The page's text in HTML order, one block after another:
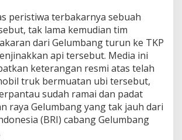
peristiwa terbakarnya sebuah
tak lama kemudian tim
dari Gelumbang turun ke TKP
api tersebut. Media ini
keterangan resmi atas telah
truk bermuatan ubi tersebut,
sudah ramai dan padat
raya Gelumbang yang tak jauh dari
(BRI) cabang Gelumbang